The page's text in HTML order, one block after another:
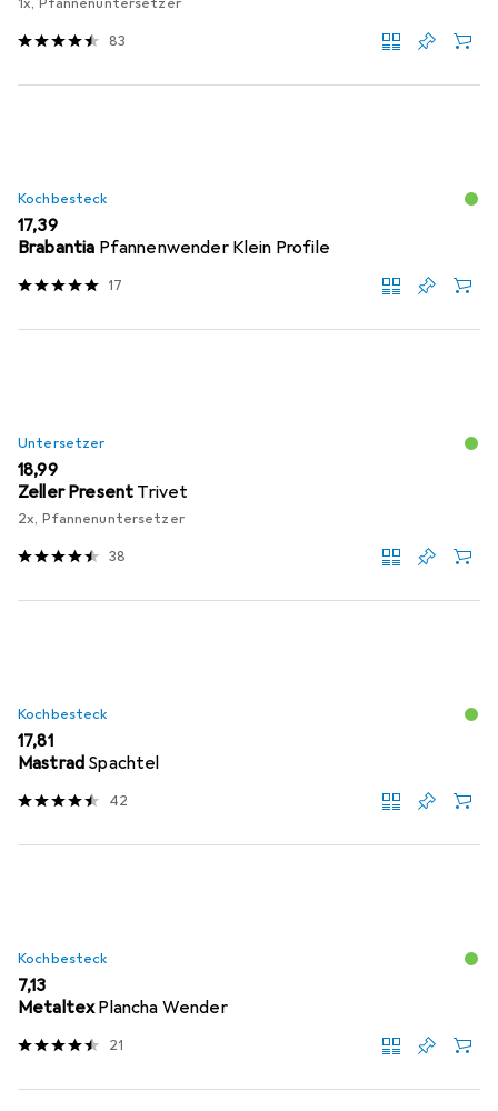
1x, Pfannenuntersetzer
83
Kochbesteck
EUR
17,39
Brabantia Pfannenwender Klein Profile
17
Untersetzer
EUR
18,99
Zeller Present Trivet
2x, Pfannenuntersetzer
38
Kochbesteck
EUR
17,81
Mastrad Spachtel
42
Kochbesteck
EUR
7,13
MetaltexPlancha Wender
21